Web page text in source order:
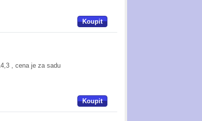
Koupit
, cena je za sadu
Koupit